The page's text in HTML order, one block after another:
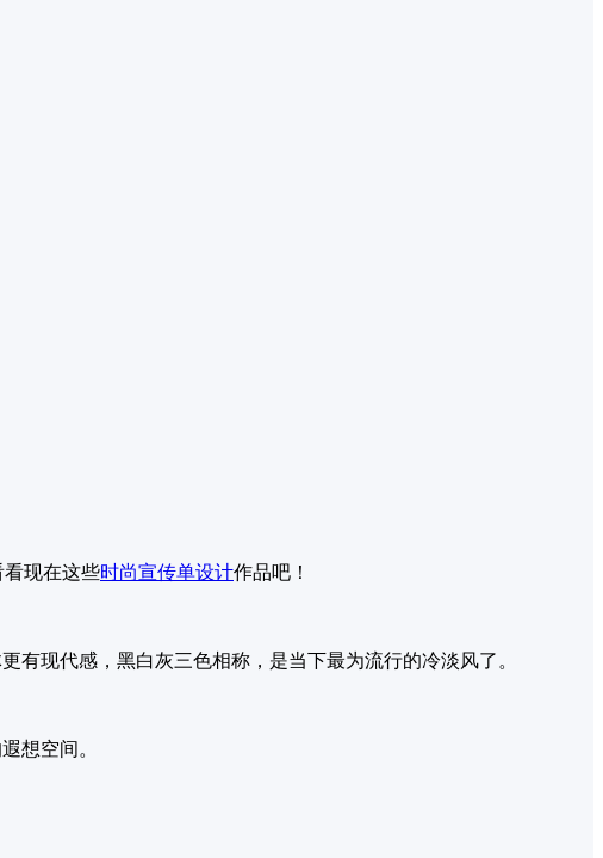
现在这些时尚宣传单设计作品吧！
有现代感，黑白灰三色相称，是当下最为流行的冷淡风了。
想空间。